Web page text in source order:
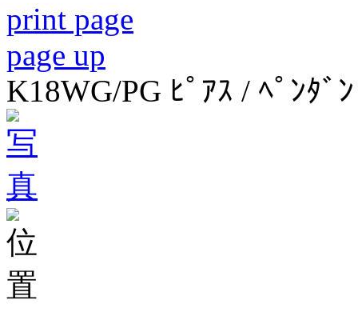
print page
page up
K18WG/PG ﾋﾟｱｽ / ﾍﾟﾝﾀﾞ